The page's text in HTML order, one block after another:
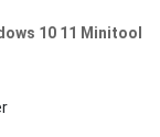
10 11 Minitool